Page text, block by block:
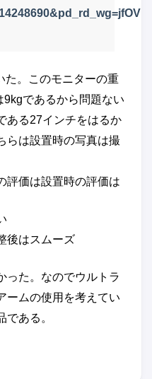
た。このモニターの重
9kgであるから問題ない
ある27インチをはるか
らは設置時の写真は撮
評価は設置時の評価は
後はスムーズ
った。なのでウルトラ
ームの使用を考えてい
である。